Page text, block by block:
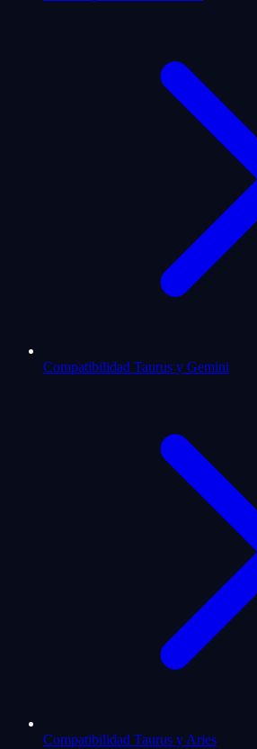
Compatibilidad Taurus y Gemini
Compatibilidad Taurus y Aries